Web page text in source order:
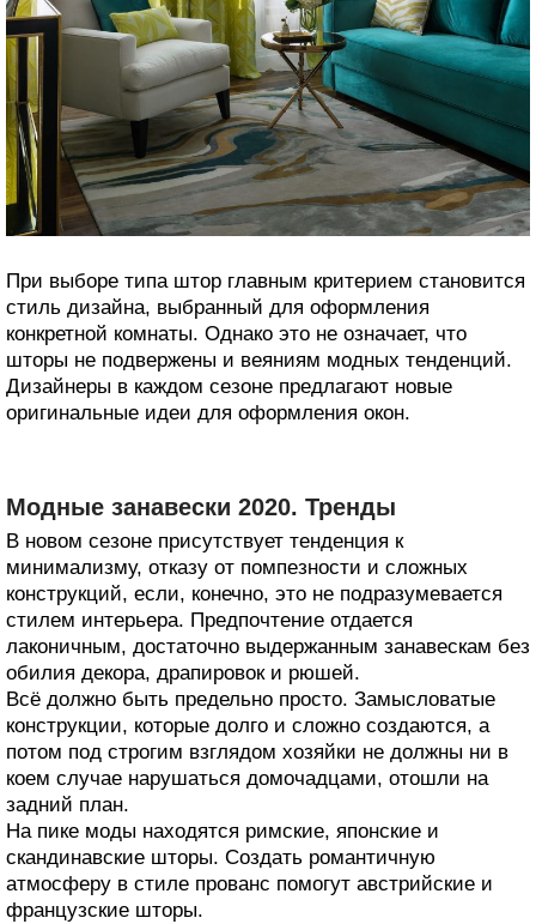
При выборе типа штор главным критерием становится
стиль дизайна, выбранный для оформления
конкретной комнаты. Однако это не означает, что
шторы не подвержены и веяниям модных тенденций.
Дизайнеры в каждом сезоне предлагают новые
оригинальные идеи для оформления окон.
Модные занавески 2020. Тренды
В новом сезоне присутствует тенденция к
минимализму, отказу от помпезности и сложных
конструкций, если, конечно, это не подразумевается
стилем интерьера. Предпочтение отдается
лаконичным, достаточно выдержанным занавескам без
обилия декора, драпировок и рюшей.
Всё должно быть предельно просто. Замысловатые
конструкции, которые долго и сложно создаются, а
потом под строгим взглядом хозяйки не должны ни в
коем случае нарушаться домочадцами, отошли на
задний план.
На пике моды находятся римские, японские и
скандинавские шторы. Создать романтичную
атмосферу в стиле прованс помогут австрийские и
французские шторы.